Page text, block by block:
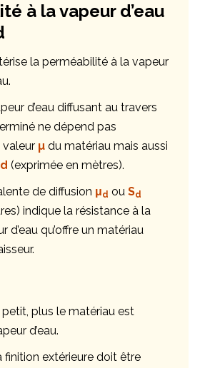
à la vapeur d’eau
la perméabilité à la vapeur
d’eau diffusant au travers
ne dépend pas
µ du matériau mais aussi
d (exprimée en mètres).
de diffusion μd ou Sd
indique la résistance à la
d’eau qu’offre un matériau
plus le matériau est
d’eau.
finition extérieure doit être